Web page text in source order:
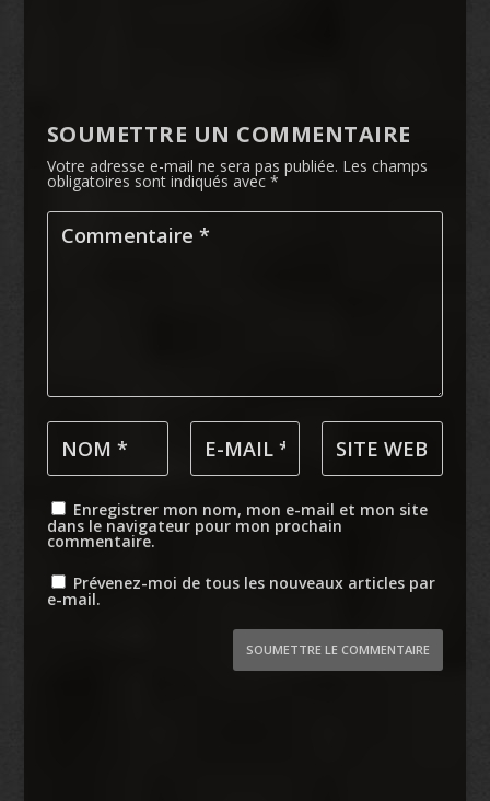
SOUMETTRE UN COMMENTAIRE
Votre adresse e-mail ne sera pas publiée. Les champs
obligatoires sont indiqués avec *
Enregistrer mon nom, mon e-mail et mon site
dans le navigateur pour mon prochain
commentaire.
Prévenez-moi de tous les nouveaux articles par
e-mail.
SOUMETTRE LE COMMENTAIRE